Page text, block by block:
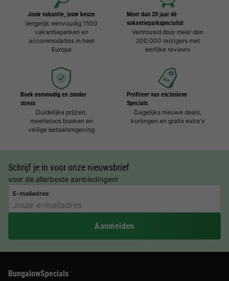
Jouw vakantie, jouw keuze
Vergelijk eenvoudig 1500
vakantieparken en
accommodaties in heel
Europa
Meer dan 20 jaar dé
vakantieparkspecialist
Vertrouwd door meer dan
200.000 reizigers met
eerlijke reviews
Boek eenvoudig en zonder
stress
Duidelijke prijzen,
moeiteloos boeken en
veilige betaalomgeving
Profiteer van exclusieve
Specials
Dagelijks nieuwe deals,
kortingen en gratis extra's
Schrijf je in voor onze nieuwsbrief
voor de allerbeste aanbiedingen!
E-mailadres
Aanmelden
BungalowSpecials